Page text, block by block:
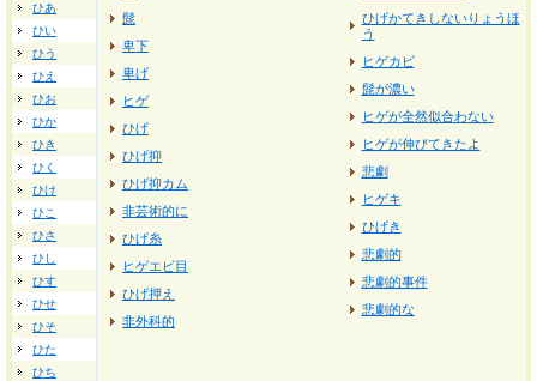
ひあ
ひい
ひう
ひえ
ひお
ひか
ひき
ひく
ひけ
ひこ
ひさ
ひし
ひす
ひせ
ひそ
ひた
ひち
髭
卑下
卑げ
ヒゲ
ひげ
ひげ抑
ひげ抑カム
非芸術的に
ひげ糸
ヒゲエビ目
ひげ押え
非外科的
ひげかてきしないりょうほ
う
ヒゲカビ
髭が濃い
ヒゲが全然似合わない
ヒゲが伸びてきたよ
悲劇
ヒゲキ
ひげき
悲劇的
悲劇的事件
悲劇的な